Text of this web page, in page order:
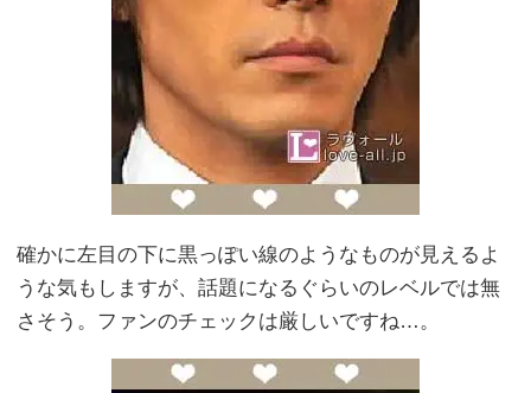
確かに左目の下に黒っぽい線のようなものが見えるよ
うな気もしますが、話題になるぐらいのレベルでは無
さそう。ファンのチェックは厳しいですね…。